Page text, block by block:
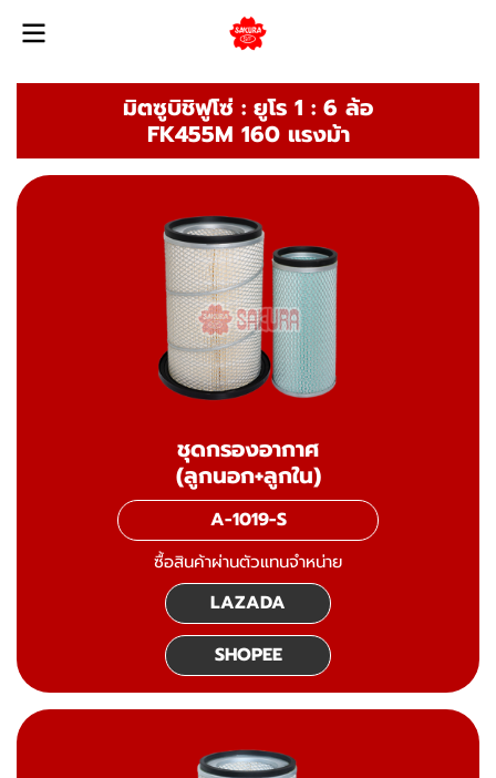
มิตซูบิชิฟูโซ่ : ยูโร 1 : 6 ล้อ
FK455M 160 แรงม้า
ชุดกรองอากาศ
(ลูกนอก+ลูกใน)
A-1019-S
ซื้อสินค้าผ่านตัวแทนจำหน่าย
LAZADA
SHOPEE